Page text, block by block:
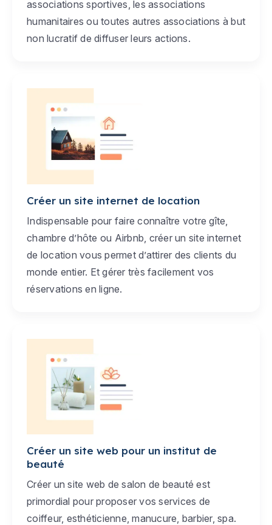
associations sportives, les associations
humanitaires ou toutes autres associations à but
non lucratif de diffuser leurs actions.
Créer un site internet de location
Indispensable pour faire connaître votre gîte,
chambre d’hôte ou Airbnb, créer un site internet
de location vous permet d’attirer des clients du
monde entier. Et gérer très facilement vos
réservations en ligne.
Créer un site web pour un institut de
beauté
Créer un site web de salon de beauté est
primordial pour proposer vos services de
coiffeur, esthéticienne, manucure, barbier, spa.